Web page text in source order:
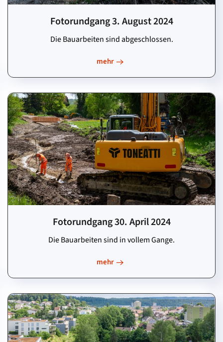
Fotorundgang 3. August 2024
Die Bauarbeiten sind abgeschlossen.
mehr
Fotorundgang 30. April 2024
Die Bauarbeiten sind in vollem Gange.
mehr